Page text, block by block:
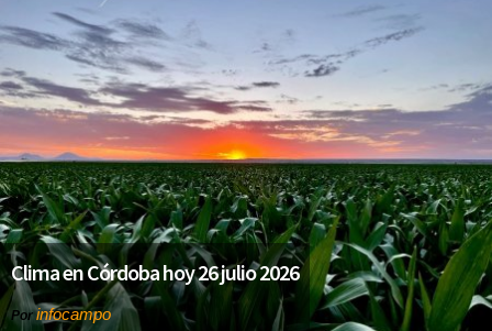
Clima en Córdoba hoy 26 julio 2026
Por infocampo